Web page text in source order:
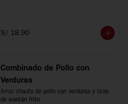
S/ 18.90
Combinado de Pollo con
Verduras
Arroz chaufa de pollo con verduras y tiras
de wantán frito